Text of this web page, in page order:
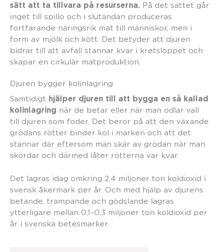
sätt att ta tillvara på resurserna. På det sättet går
inget till spillo och i slutändan produceras
fortfarande näringsrik mat till människor, men i
form av mjölk och kött. Det betyder att djuren
bidrar till att avfall stannar kvar i kretsloppet och
skapar en cirkulär matproduktion.
Djuren bygger kolinlagring
Samtidigt hjälper djuren till att bygga en så kallad
kolinlagring när de betar eller när man odlar vall
till djuren som foder. Det beror på att den växande
grödans rötter binder kol i marken och att det
stannar där eftersom man skär av grödan när man
skördar och därmed låter rötterna var kvar.
Det lagras idag omkring 2,4 miljoner ton koldioxid i
svensk åkermark per år. Och med hjälp av djurens
betande, trampande och gödslande lagras
ytterligare mellan 0,1–0,3 miljoner ton koldioxid per
år i svenska betesmarker.